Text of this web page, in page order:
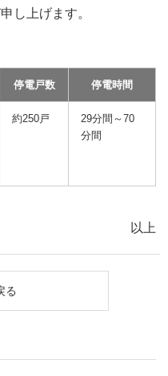
し上げます。
停電戸数 停電時間
約250戸
29分間～70
分間
以上
る